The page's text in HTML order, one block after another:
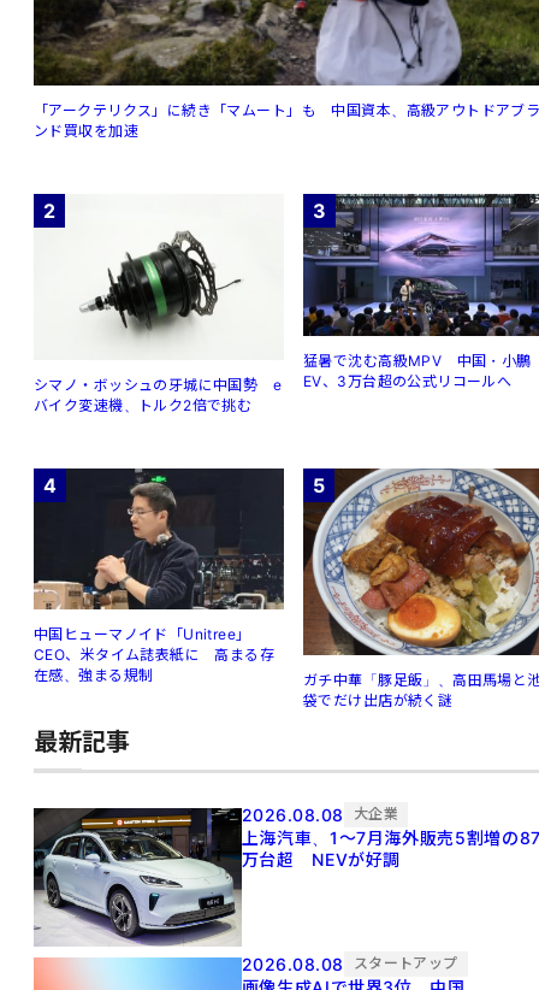
「アークテリクス」に続き「マムート」も 中国資本、高級アウトドアブ
ンド買収を加速
2
シマノ・ボッシュの牙城に中国勢 e
バイク変速機、トルク2倍で挑む
3
猛暑で沈む高級MPV 中国・小鵬
EV、3万台超の公式リコールへ
4
中国ヒューマノイド「Unitree」
CEO、米タイム誌表紙に 高まる存
在感、強まる規制
5
ガチ中華「豚足飯」、高田馬場と
袋でだけ出店が続く謎
最新記事
2026.08.08 大企業
上海汽車、1～7月海外販売5割増の
万台超 NEVが好調
2026.08.08 スタートアップ